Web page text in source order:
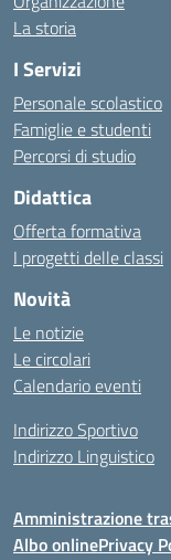
La storia
I Servizi
Personale scolastico
Famiglie e studenti
Percorsi di studio
Didattica
Offerta formativa
I progetti delle classi
Novità
Le notizie
Le circolari
Calendario eventi
Indirizzo Sportivo
Indirizzo Linguistico
Amministrazione
Albo onlinePrivacy